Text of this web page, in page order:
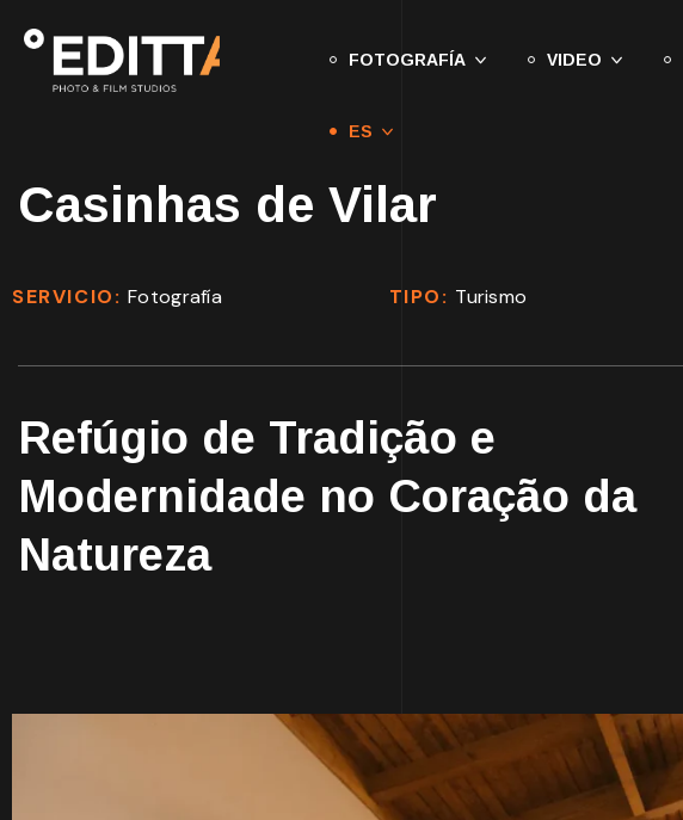
FOTOGRAFÍA VIDEO
ES
Casinhas de Vilar
SERVICIO: Fotografía TIPO: Turismo
Refúgio de Tradição e
Modernidade no Coração da
Natureza